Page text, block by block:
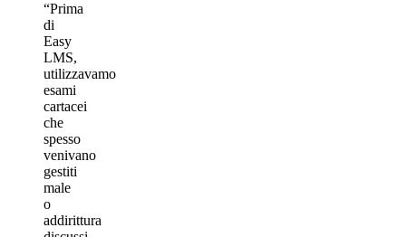
“Prima
di
Easy
LMS,
utilizzavamo
esami
cartacei
che
spesso
venivano
gestiti
male
o
addirittura